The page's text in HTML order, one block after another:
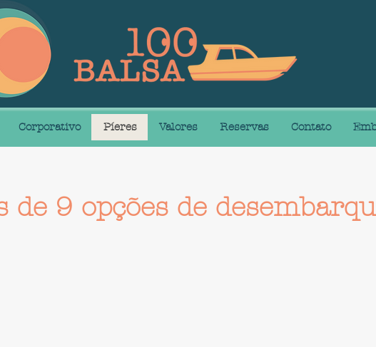
Corporativo Píeres Valores Reservas Contato
de 9 opções de